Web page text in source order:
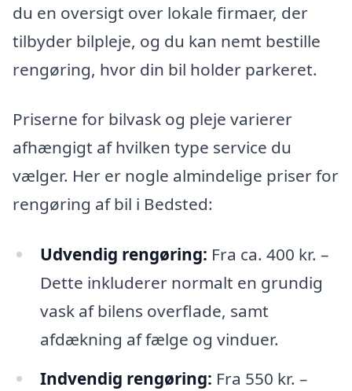
du en oversigt over lokale firmaer, der
tilbyder bilpleje, og du kan nemt bestille
rengøring, hvor din bil holder parkeret.
Priserne for bilvask og pleje varierer
afhængigt af hvilken type service du
vælger. Her er nogle almindelige priser for
rengøring af bil i Bedsted:
Udvendig rengøring: Fra ca. 400 kr. –
Dette inkluderer normalt en grundig
vask af bilens overflade, samt
afdækning af fælge og vinduer.
Indvendig rengøring: Fra 550 kr. –